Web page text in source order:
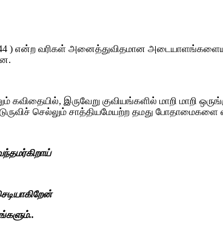
) என்ற வரிகள் அனைத்துவிதமான
கவிதையில், இருவேறு குவியங்களில் மாறி மாறி
செல்லும் சாத்தியமேயற்ற தமது